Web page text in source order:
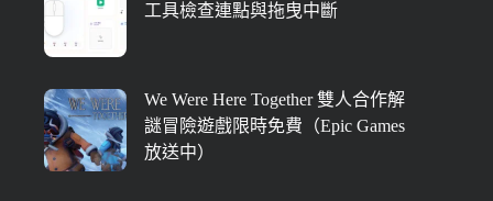
工具檢查連點與拖曳中斷
We Were Here Together 雙人合作解
謎冒險遊戲限時免費（Epic Games
放送中）